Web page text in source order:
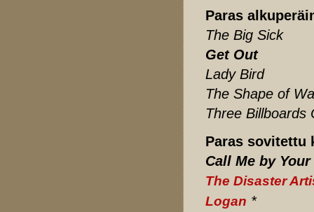
Paras
The Big Sick
Get Out
Lady Bird
The Shape of
Three Billboards
Paras sovitettu
Call Me by Your
The Disaster
Logan *